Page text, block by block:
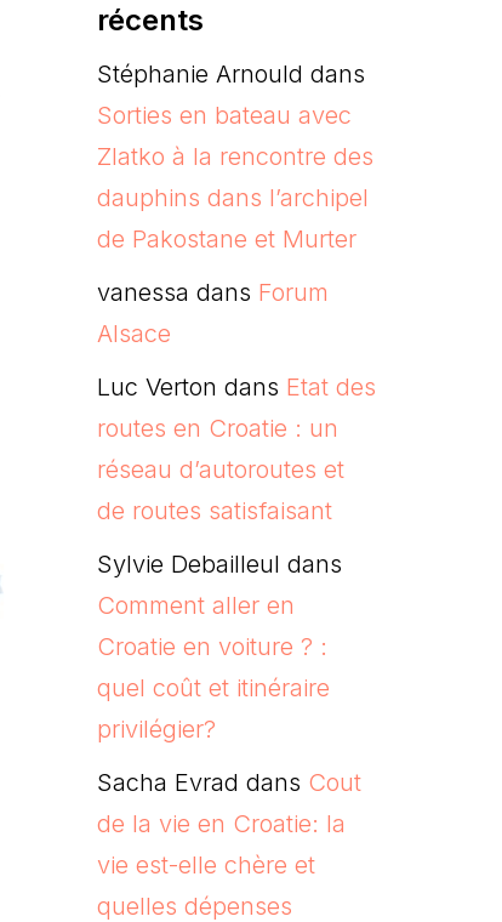
récents
Stéphanie Arnould dans
Sorties en bateau avec
Zlatko à la rencontre des
dauphins dans l’archipel
de Pakostane et Murter
vanessa dans Forum
Alsace
Luc Verton dans Etat des
routes en Croatie : un
réseau d’autoroutes et
de routes satisfaisant
Sylvie Debailleul dans
Comment aller en
Croatie en voiture ? :
quel coût et itinéraire
privilégier?
Sacha Evrad dans Cout
de la vie en Croatie: la
vie est-elle chère et
quelles dépenses